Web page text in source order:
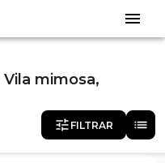
Vila mimosa,
FILTRAR